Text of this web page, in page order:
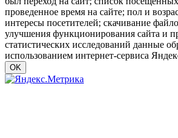
проведенное время на сайте; пол и
интересы посетителей; скачивание
улучшения функционирования сайта и
статистических исследований данные
использованием интернет-сервиса
OK